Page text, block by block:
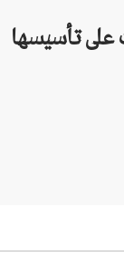
على تأسيسها